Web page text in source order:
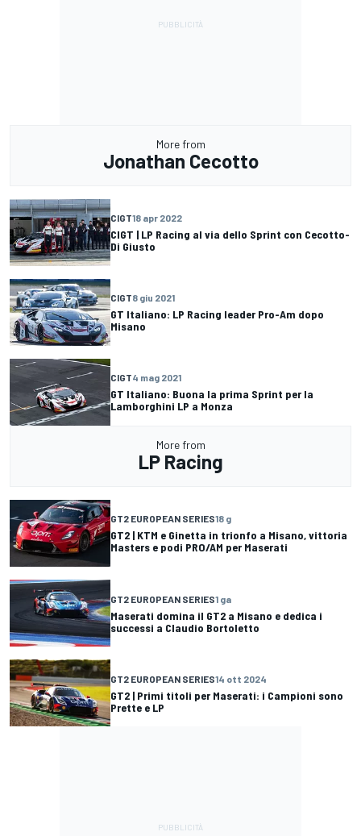
More from
Jonathan Cecotto
CIGT18 apr 2022
CIGT | LP Racing al via dello Sprint con Cecotto-
Di Giusto
CIGT8 giu 2021
GT Italiano: LP Racing leader Pro-Am dopo
Misano
CIGT4 mag 2021
GT Italiano: Buona la prima Sprint per la
Lamborghini LP a Monza
More from
LP Racing
GT2 EUROPEAN SERIES18 g
GT2 | KTM e Ginetta in trionfo a Misano, vittoria
Masters e podi PRO/AM per Maserati
GT2 EUROPEAN SERIES1 ga
Maserati domina il GT2 a Misano e dedica i
successi a Claudio Bortoletto
GT2 EUROPEAN SERIES14 ott 2024
GT2 | Primi titoli per Maserati: i Campioni sono
Prette e LP